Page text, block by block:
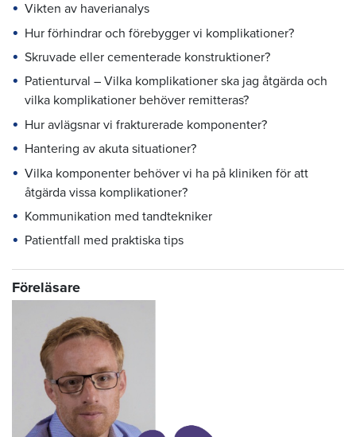
Vikten av haverianalys
Hur förhindrar och förebygger vi komplikationer?
Skruvade eller cementerade konstruktioner?
Patienturval – Vilka komplikationer ska jag åtgärda och
vilka komplikationer behöver remitteras?
Hur avlägsnar vi frakturerade komponenter?
Hantering av akuta situationer?
Vilka komponenter behöver vi ha på kliniken för att
åtgärda vissa komplikationer?
Kommunikation med tandtekniker
Patientfall med praktiska tips
Föreläsare